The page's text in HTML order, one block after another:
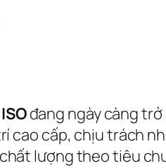
đang ngày càng
cao cấp, chịu trách
lượng theo tiêu